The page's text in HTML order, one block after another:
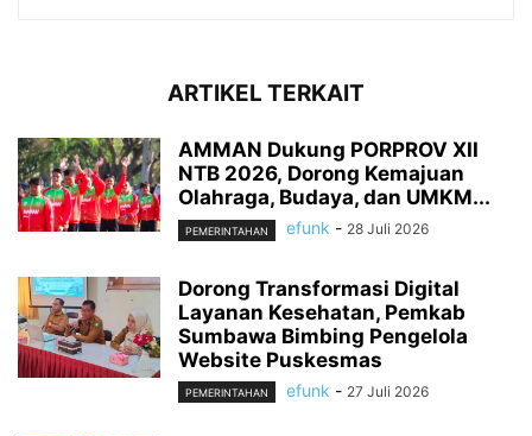
ARTIKEL TERKAIT
AMMAN Dukung PORPROV XII
NTB 2026, Dorong Kemajuan
Olahraga, Budaya, dan UMKM...
PEMERINTAHAN efunk - 28 Juli 2026
Dorong Transformasi Digital
Layanan Kesehatan, Pemkab
Sumbawa Bimbing Pengelola
Website Puskesmas
PEMERINTAHAN efunk - 27 Juli 2026